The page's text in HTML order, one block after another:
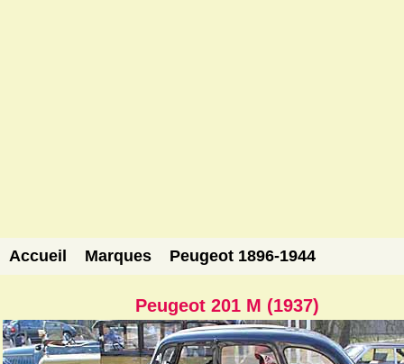
Accueil Marques Peugeot 1896-1944
Peugeot 201 M (1937)